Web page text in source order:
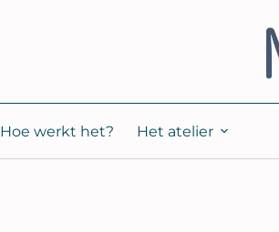
Hoe werkt het? Het atelier